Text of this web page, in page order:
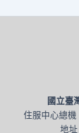
國立臺
住服中心總
地